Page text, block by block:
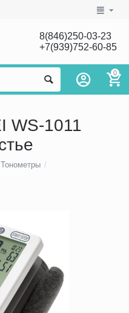
8(846)250-03-23
+7(939)752-60-85
0
WS-1011
Тонометры /